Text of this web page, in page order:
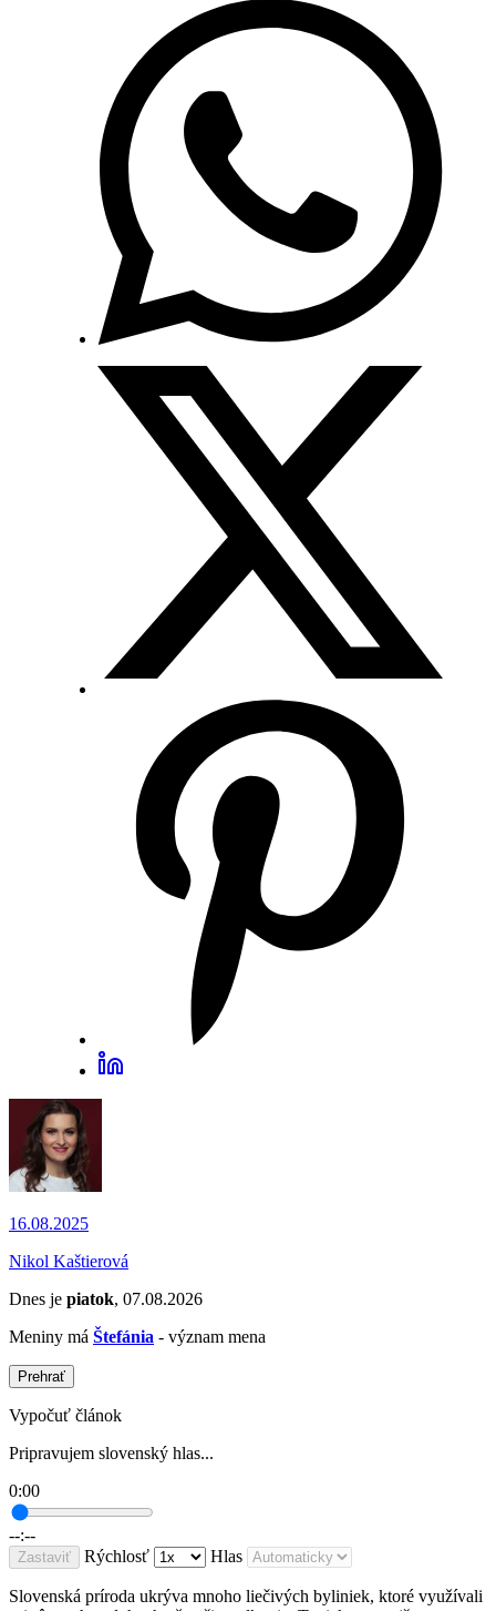
16.08.2025
Nikol Kaštierová
Dnes je piatok, 07.08.2026
Meniny má Štefánia - význam mena
Prehrať
Vypočuť článok
Pripravujem slovenský hlas...
0:00
--:--
Zastaviť Rýchlosť Hlas
Slovenská príroda ukrýva mnoho liečivých byliniek, ktoré využívali